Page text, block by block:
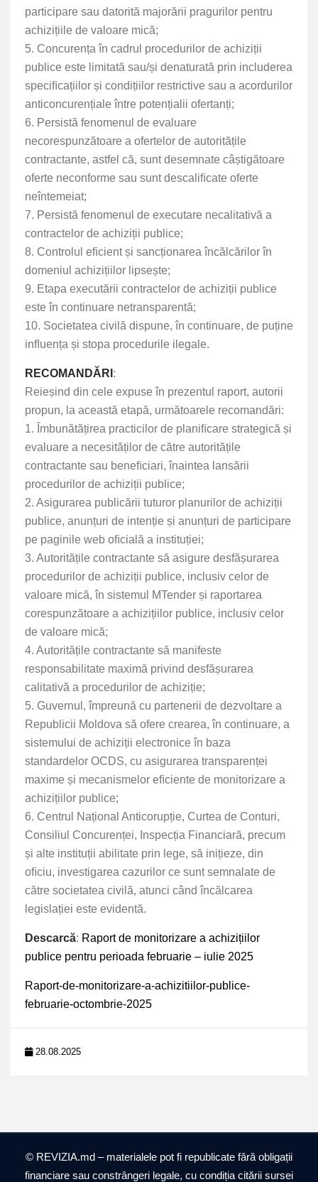
participare sau datorită majorării pragurilor pentru
achizițiile de valoare mică;
5. Concurența în cadrul procedurilor de achiziții
publice este limitată sau/și denaturată prin includerea
speciﬁcațiilor și condițiilor restrictive sau a acordurilor
anticoncurențiale între potențialii ofertanți;
6. Persistă fenomenul de evaluare
necorespunzătoare a ofertelor de autoritățile
contractante, astfel că, sunt desemnate câștigătoare
oferte neconforme sau sunt descaliﬁcate oferte
neîntemeiat;
7. Persistă fenomenul de executare necalitativă a
contractelor de achiziții publice;
8. Controlul eﬁcient și sancționarea încălcărilor în
domeniul achizițiilor lipsește;
9. Etapa executării contractelor de achiziții publice
este în continuare netransparentă;
10. Societatea civilă dispune, în continuare, de puține
inﬂuența și stopa procedurile ilegale.
RECOMANDĂRI :
Reieșind din cele expuse în prezentul raport, autorii
propun, la această etapă, următoarele recomandări:
1. Îmbunătățirea practicilor de planiﬁcare strategică și
evaluare a necesităților de către autoritățile
contractante sau beneﬁciari, înaintea lansării
procedurilor de achiziții publice;
2. Asigurarea publicării tuturor planurilor de achiziții
publice, anunțuri de intenție și anunțuri de participare
pe paginile web oﬁcială a instituției;
3. Autoritățile contractante să asigure desfășurarea
procedurilor de achiziții publice, inclusiv celor de
valoare mică, în sistemul MTender și raportarea
corespunzătoare a achizițiilor publice, inclusiv celor
de valoare mică;
4. Autoritățile contractante să manifeste
responsabilitate maximă privind desfășurarea
calitativă a procedurilor de achiziție;
5. Guvernul, împreună cu partenerii de dezvoltare a
Republicii Moldova să ofere crearea, în continuare, a
sistemului de achiziții electronice în baza
standardelor OCDS, cu asigurarea transparenței
maxime și mecanismelor eﬁciente de monitorizare a
achizițiilor publice;
6. Centrul Național Anticorupție, Curtea de Conturi,
Consiliul Concurenței, Inspecția Financiară, precum
și alte instituții abilitate prin lege, să inițieze, din
oﬁciu, investigarea cazurilor ce sunt semnalate de
către societatea civilă, atunci când încălcarea
legislației este evidentă.
Descarcă: Raport de monitorizare a achizițiilor
publice pentru perioada februarie – iulie 2025
Raport-de-monitorizare-a-achizitiilor-publice-
februarie-octombrie-2025
28.08.2025
© REVIZIA.md – materialele pot fi republicate fără obligații
financiare sau constrângeri legale, cu condiția citării sursei